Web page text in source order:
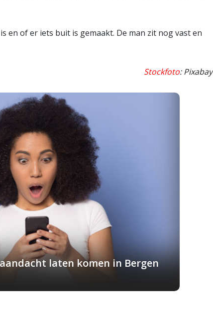
en of er iets buit is gemaakt. De man zit nog vast en
Stockfoto: Pixabay
laten komen in Bergen